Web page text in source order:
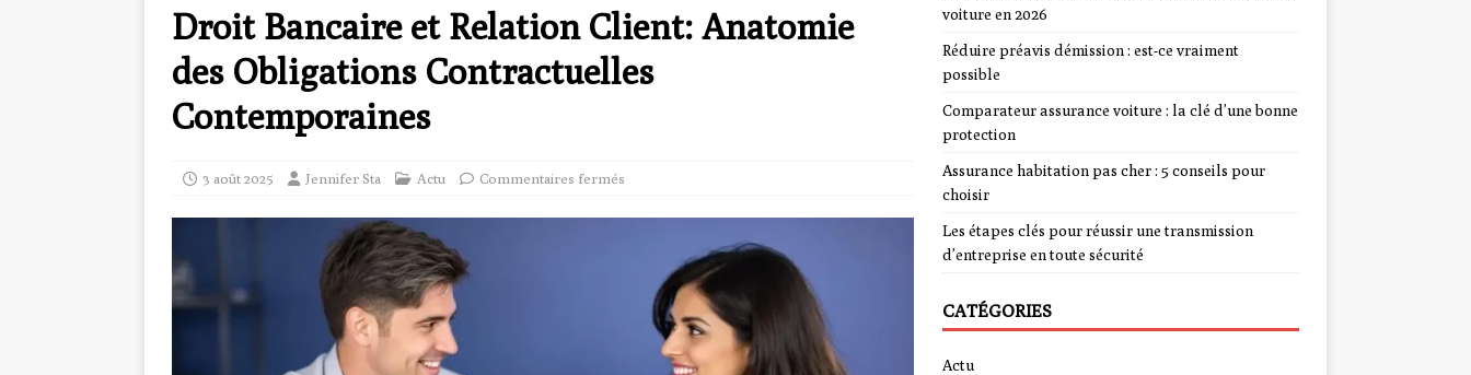
Droit Bancaire et Relation Client: Anatomie
des Obligations Contractuelles
Contemporaines
3 août 2025 Jennifer Sta Actu Commentaires fermés
voiture en 2026
Réduire préavis démission : est-ce vraiment
possible
Comparateur assurance voiture : la clé d’une bonne
protection
Assurance habitation pas cher : 5 conseils pour
choisir
Les étapes clés pour réussir une transmission
d’entreprise en toute sécurité
CATÉGORIES
Actu